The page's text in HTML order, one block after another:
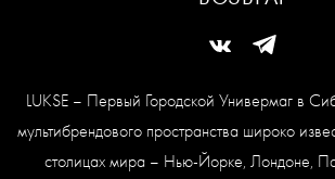
LUKSE – Первый Городской Универмаг в
мультибрендового пространства широко
столицах мира – Нью-Йорке, Лондоне,